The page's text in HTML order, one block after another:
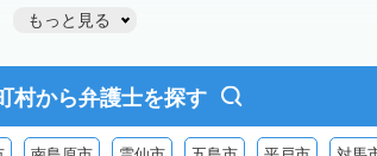
もっと見る
村から弁護士を探す